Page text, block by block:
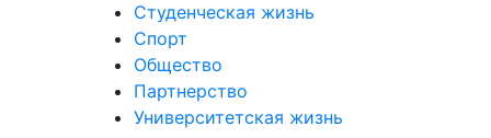
Студенческая жизнь
Спорт
Общество
Партнерство
Университетская жизнь